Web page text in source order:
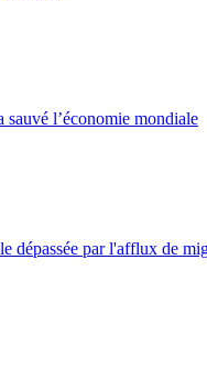
l’économie mondiale
dépassée par l'afflux de